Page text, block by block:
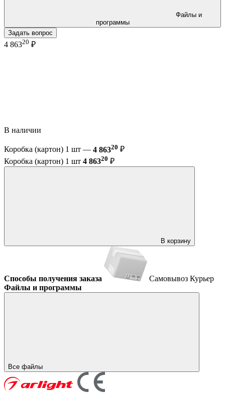
программы
Задать вопрос
4 86320 ₽
В наличии
Коробка (картон) 1 шт — 4 86320 ₽
Коробка (картон) 1 шт 4 86320 ₽
В корзину
Способы получения заказа Самовывоз Курьер
Файлы и программы
Все файлы